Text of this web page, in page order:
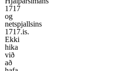
1717
og
netspjallsins
1717.is.
Ekki
hika
við
að